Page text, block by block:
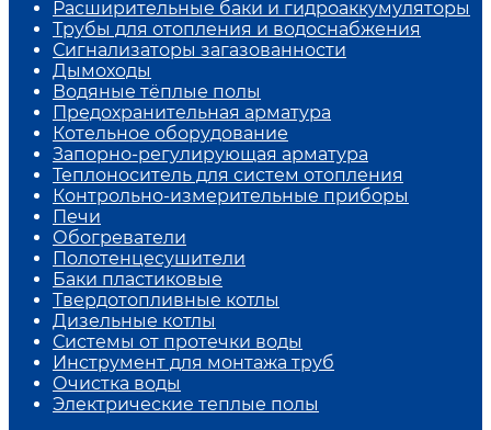
Расширительные баки и гидроаккумуляторы
Трубы для отопления и водоснабжения
Сигнализаторы загазованности
Дымоходы
Водяные тёплые полы
Предохранительная арматура
Котельное оборудование
Запорно-регулирующая арматура
Теплоноситель для систем отопления
Контрольно-измерительные приборы
Печи
Обогреватели
Полотенцесушители
Баки пластиковые
Твердотопливные котлы
Дизельные котлы
Системы от протечки воды
Инструмент для монтажа труб
Очистка воды
Электрические теплые полы